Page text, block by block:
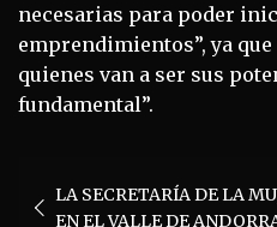
necesarias para poder
emprendimientos”, ya
quienes van a ser sus
fundamental”.
Navegación
de LA SECRETARÍA DE LA
EN EL VALLE DE